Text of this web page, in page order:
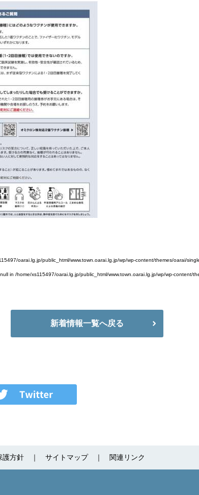
oarai.lg.jp/public_html/www.town.oarai.lg.jp/wp/wp-content/themes/oarai/
in /home/xs115497/oarai.lg.jp/public_html/www.town.oarai.lg.jp/wp/wp-content/
新着情報一覧へ戻る
護方針 サイトマップ 関連リンク